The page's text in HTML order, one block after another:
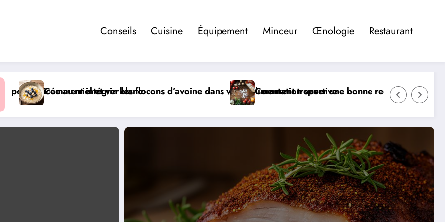
Conseils Cuisine Équipement Minceur Œnologie Restaurant
votre alimentation sportive
Comment trouver une bonne recette grâce à l’iPhone : les applications qui révolutionnent votre
Comment utiliser le kombu royal pour des